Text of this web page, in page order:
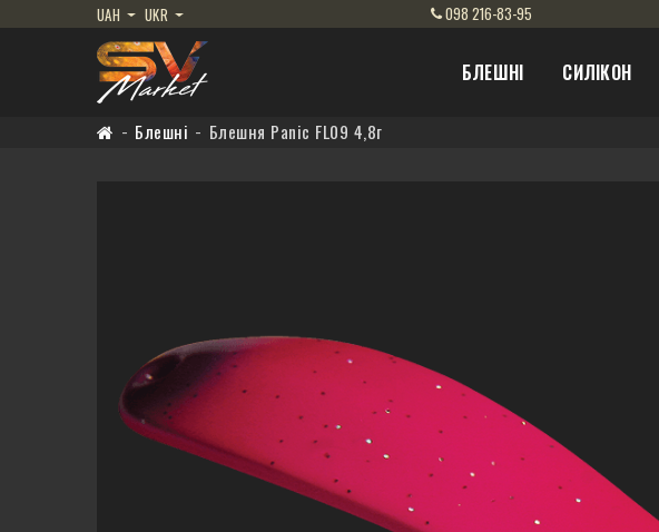
UAH UKR 098 216-83-95
БЛЕШНІ СИЛІКОН
Блешні Блешня Panic FL09 4,8г